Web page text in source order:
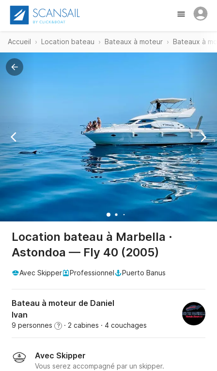
Accueil Location bateau Bateaux à moteur Bateaux à
Location bateau à Marbella ·
Astondoa — Fly 40 (2005)
Avec Skipper Professionnel Puerto Banus
Bateau à moteur de Daniel
Ivan
9 personnes ? · 2 cabines · 4 couchages
Avec Skipper
Vous serez accompagné par un skipper.